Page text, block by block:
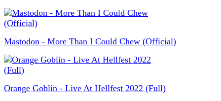
Mastodon - More Than I Could Chew (Official)
Orange Goblin - Live At Hellfest 2022 (Full)